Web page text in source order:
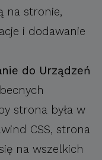
na stronie,
i dodawanie
do Urządzeń
strona była w
CSS, strona
na wszelkich